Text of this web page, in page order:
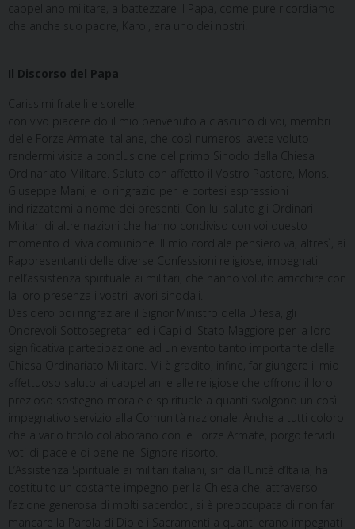
cappellano militare, a battezzare il Papa, come pure ricordiamo
che anche suo padre, Karol, era uno dei nostri.
Il Discorso del Papa
Carissimi fratelli e sorelle,
con vivo piacere do il mio benvenuto a ciascuno di voi, membri
delle Forze Armate Italiane, che così numerosi avete voluto
rendermi visita a conclusione del primo Sinodo della Chiesa
Ordinariato Militare. Saluto con affetto il Vostro Pastore, Mons.
Giuseppe Mani, e lo ringrazio per le cortesi espressioni
indirizzatemi a nome dei presenti. Con lui saluto gli Ordinari
Militari di altre nazioni che hanno condiviso con voi questo
momento di viva comunione. Il mio cordiale pensiero va, altresì, ai
Rappresentanti delle diverse Confessioni religiose, impegnati
nell’assistenza spirituale ai militari, che hanno voluto arricchire con
la loro presenza i vostri lavori sinodali.
Desidero poi ringraziare il Signor Ministro della Difesa, gli
Onorevoli Sottosegretari ed i Capi di Stato Maggiore per la loro
significativa partecipazione ad un evento tanto importante della
Chiesa Ordinariato Militare. Mi è gradito, infine, far giungere il mio
affettuoso saluto ai cappellani e alle religiose che offrono il loro
prezioso sostegno morale e spirituale a quanti svolgono un così
impegnativo servizio alla Comunità nazionale. Anche a tutti coloro
che a vario titolo collaborano con le Forze Armate, porgo fervidi
voti di pace e di bene nel Signore risorto.
L’Assistenza Spirituale ai militari italiani, sin dall’Unità d’Italia, ha
costituito un costante impegno per la Chiesa che, attraverso
l’azione generosa di molti sacerdoti, si è preoccupata di non far
mancare la Parola di Dio e i Sacramenti a quanti erano impegnati